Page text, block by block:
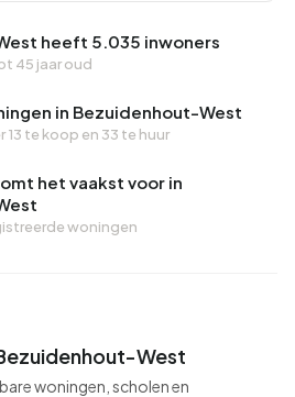
heeft 5.035 inwoners
45 jaar oud
in Bezuidenhout-West
13 te koop en 33 te huur
het vaakst voor in
woningen
West
woningen, scholen en